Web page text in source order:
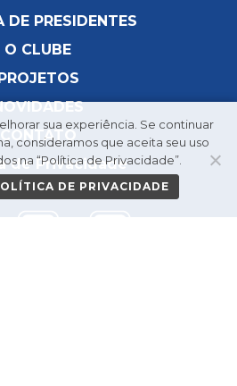
DE PRESIDENTES
O CLUBE
CONTATO
de Privacidade
sua experiência. Se continuar
consideramos que aceita seu uso
na “Política de Privacidade”.
DE PRIVACIDADE